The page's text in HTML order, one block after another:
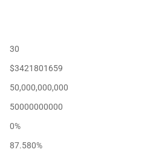
30
$3421801659
50,000,000,000
50000000000
0%
87.580%